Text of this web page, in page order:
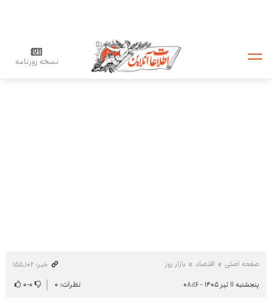
نسخه روزنامه
صفحه اصلی اقتصاد بازار روز
خبر: ۱۵۵٬۱۰۲
پنجشنبه ۱۱ تیر ۱۴۰۵ - ۰۸:۱۶
نظرات: ۰ ۰-۰